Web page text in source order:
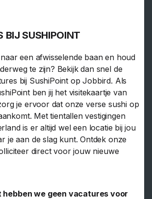
BIJ SUSHIPOINT
een afwisselende baan en houd
te zijn? Bekijk dan snel de
bij SushiPoint op Jobbird. Als
ben jij het visitekaartje van
je ervoor dat onze verse sushi op
Met tientallen vestigingen
is er altijd wel een locatie bij jou
je aan de slag kunt. Ontdek onze
direct voor jouw nieuwe
hebben we geen vacatures voor